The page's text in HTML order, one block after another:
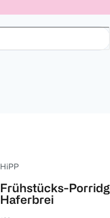
HiPP
Frühstücks-
Haferbrei